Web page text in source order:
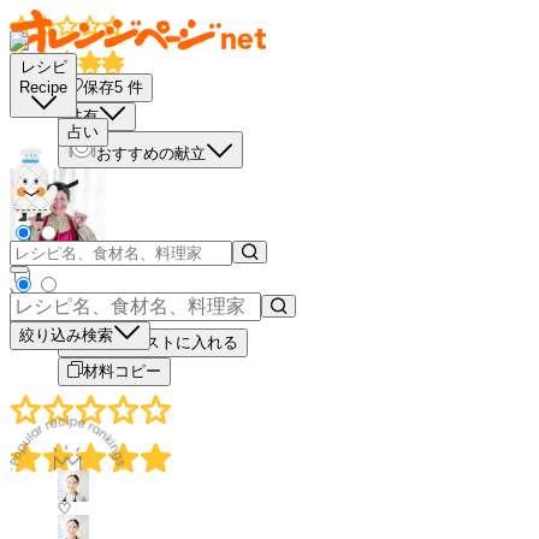
レシピ
Recipe
占い
絞り込み検索
保存5 件
共有
おすすめの献立
－
＋
買い物リストに入れる
材料コピー